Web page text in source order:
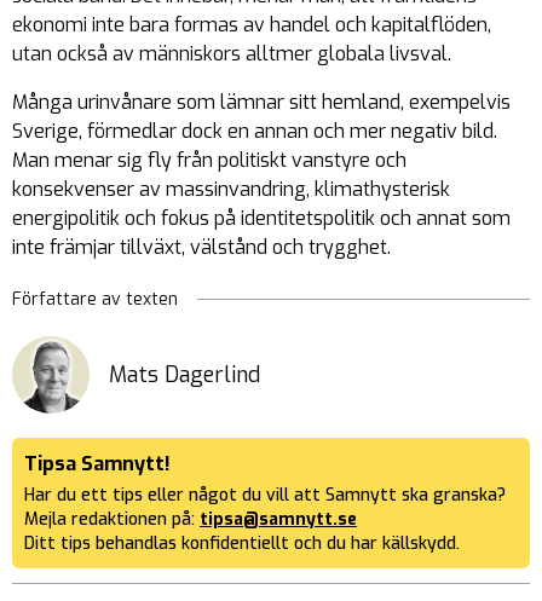
ekonomi inte bara formas av handel och kapitalflöden,
utan också av människors alltmer globala livsval.
Många urinvånare som lämnar sitt hemland, exempelvis
Sverige, förmedlar dock en annan och mer negativ bild.
Man menar sig fly från politiskt vanstyre och
konsekvenser av massinvandring, klimathysterisk
energipolitik och fokus på identitetspolitik och annat som
inte främjar tillväxt, välstånd och trygghet.
Författare av texten
Mats Dagerlind
Tipsa Samnytt!
Har du ett tips eller något du vill att Samnytt ska granska?
Mejla redaktionen på: tipsa@samnytt.se
Ditt tips behandlas konfidentiellt och du har källskydd.